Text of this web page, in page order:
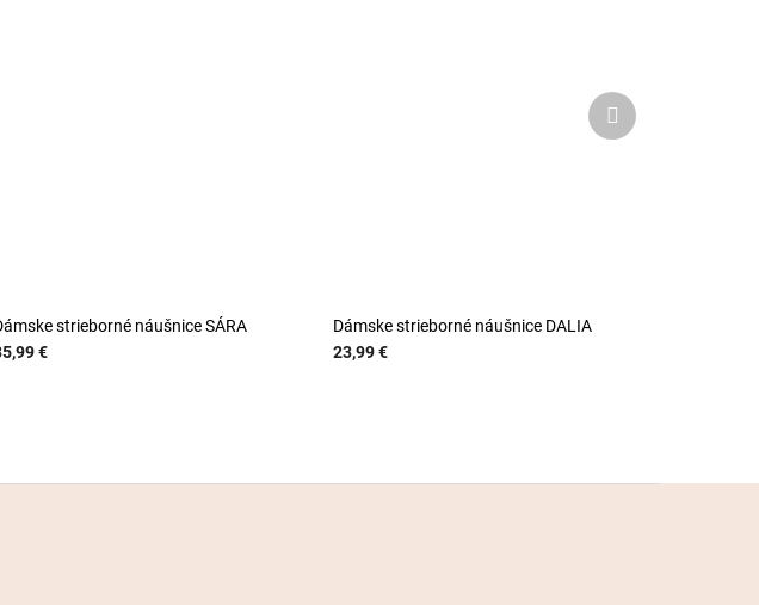
strieborné náušnice SÁRA
€
Dámske strieborné náušnice DALIA
23,99 €
Ďalší
produkt